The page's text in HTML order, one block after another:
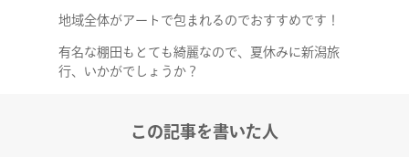
地域全体がアートで包まれるのでおすすめです！
有名な棚田もとても綺麗なので、夏休みに新潟旅
行、いかがでしょうか？
この記事を書いた人